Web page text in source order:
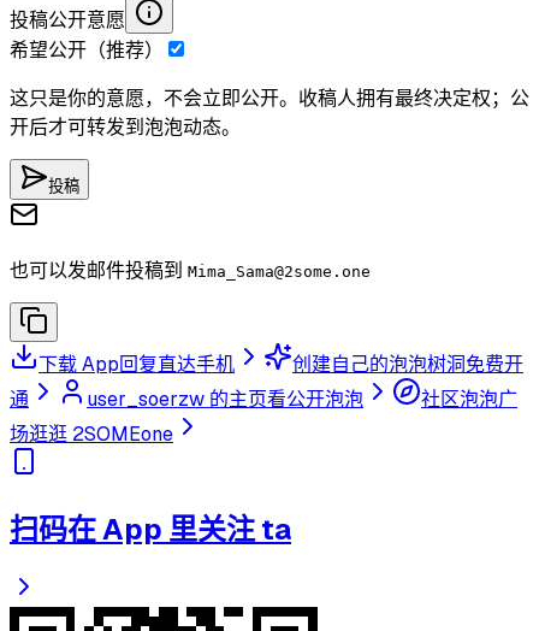
投稿公开意愿
希望公开（推荐）
这只是你的意愿，不会立即公开。收稿人拥有最终决定权；公
开后才可转发到泡泡动态。
投稿
也可以发邮件投稿到 Mima_Sama@2some.one
下载 App回复直达手机 创建自己的泡泡树洞免费开
通
user_soerzw 的主页看公开泡泡
社区泡泡广
场逛逛 2SOMEone
扫码在 App 里关注 ta